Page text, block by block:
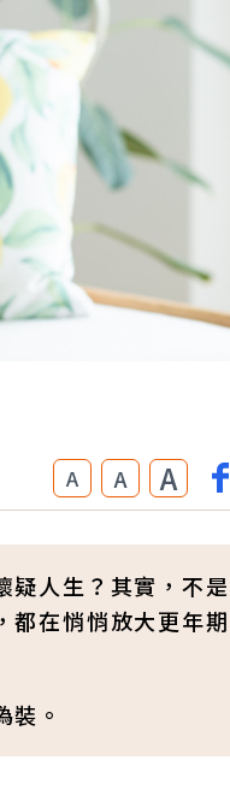
A A A
疑人生？其實，不
都在悄悄放大更年
。